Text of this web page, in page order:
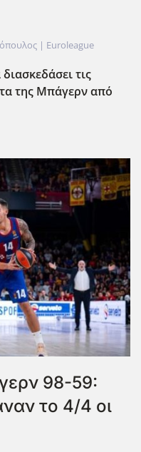
| Euroleague
τις
της Μπάγερν από
98-59:
το 4/4 οι